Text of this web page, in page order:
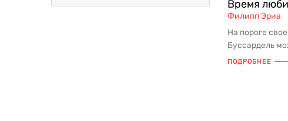
Время
Филипп Эриа
На пороге
Буссардель
ПОДРОБНЕЕ